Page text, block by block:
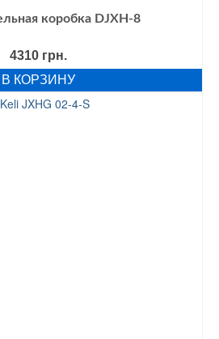
коробка DJXH-8
4310 грн.
В КОРЗИНУ